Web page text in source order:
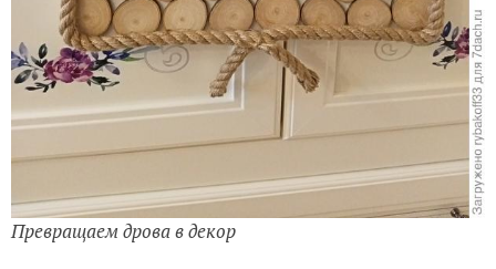
Превращаем дрова в декор